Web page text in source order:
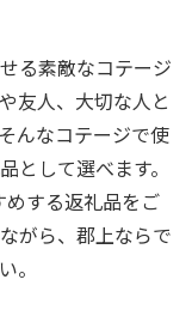
る素敵なコテージ
友人、大切な人と
んなコテージで使
として選べます。
する返礼品をご
がら、郡上ならで
。